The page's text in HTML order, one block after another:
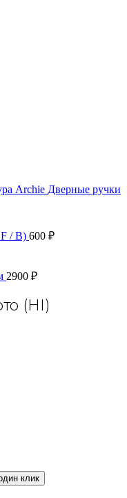
Archie Дверные ручки
/ B) 600 ₽
2900 ₽
(HI)
клик